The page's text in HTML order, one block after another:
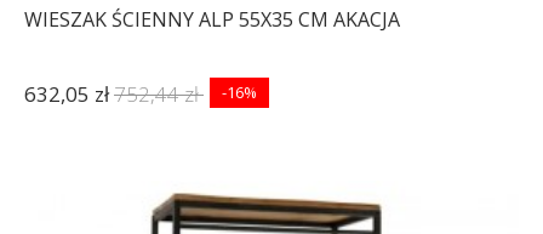
WIESZAK ŚCIENNY ALP 55X35 CM AKACJA
632,05 zł752,44 zł -16%